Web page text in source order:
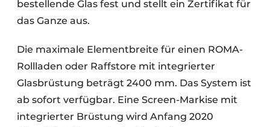
bestellende Glas fest und stellt ein Zertifikat für
das Ganze aus.
Die maximale Elementbreite für einen ROMA-
Rollladen oder Raffstore mit integrierter
Glasbrüstung beträgt 2400 mm. Das System ist
ab sofort verfügbar. Eine Screen-Markise mit
integrierter Brüstung wird Anfang 2020